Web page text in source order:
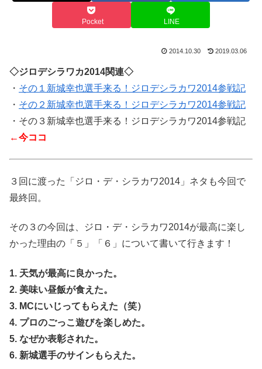
Pocket LINE
2014.10.30 2019.03.06
◇ジロデシラワカ2014関連◇
・ その１新城幸也選手来る！ジロデシラカワ2014参戦記
・ その２新城幸也選手来る！ジロデシラカワ2014参戦記
・その３新城幸也選手来る！ジロデシラカワ2014参戦記
←今ココ
３回に渡った「ジロ・デ・シラカワ2014」ネタも今回で
最終回。
その３の今回は、ジロ・デ・シラカワ2014が最高に楽し
かった理由の「５」「６」について書いて行きます！
1. 天気が最高に良かった。
2. 美味い昼飯が食えた。
3. MCにいじってもらえた（笑）
4. プロのごっこ遊びを楽しめた。
5. なぜか表彰された。
6. 新城選手のサインもらえた。